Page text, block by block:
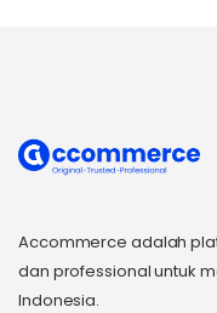
Accommerce adalah
dan professional untuk
Indonesia.